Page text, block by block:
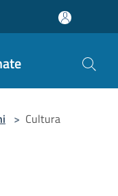
> Cultura